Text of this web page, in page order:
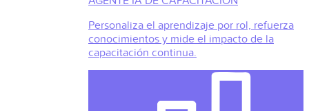
Personaliza el aprendizaje por rol, refuerza
conocimientos y mide el impacto de la
capacitación continua.